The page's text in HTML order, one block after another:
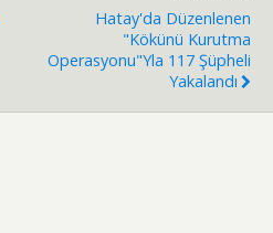
Hatay'da Düzenlenen
"Kökünü Kurutma
Operasyonu"yla 117 Şüpheli
Yakalandı